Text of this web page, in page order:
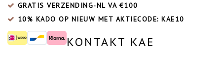
GRATIS VERZENDING-NL VA €100
10% KADO OP NIEUW MET AKTIECODE: KAE10
KONTAKT KAE